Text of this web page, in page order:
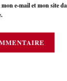
e-mail et mon site